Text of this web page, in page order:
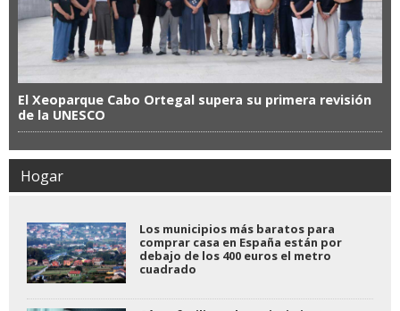
El Xeoparque Cabo Ortegal supera su primera revisión
de la UNESCO
Hogar
Los municipios más baratos para
comprar casa en España están por
debajo de los 400 euros el metro
cuadrado